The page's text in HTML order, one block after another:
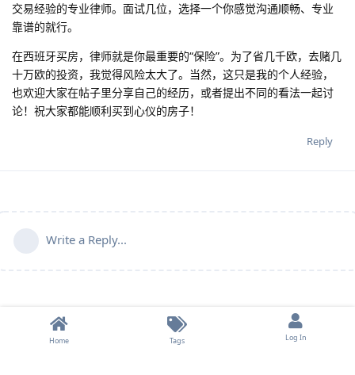
交易经验的专业律师。面试几位，选择一个你感觉沟通顺畅、专业
靠谱的就行。
在西班牙买房，律师就是你最重要的“保险”。为了省几千欧，去赌几
十万欧的投资，我觉得风险太大了。当然，这只是我的个人经验，
也欢迎大家在帖子里分享自己的经历，或者提出不同的看法一起讨
论！祝大家都能顺利买到心仪的房子！
Reply
Write a Reply...
Home Tags Log In